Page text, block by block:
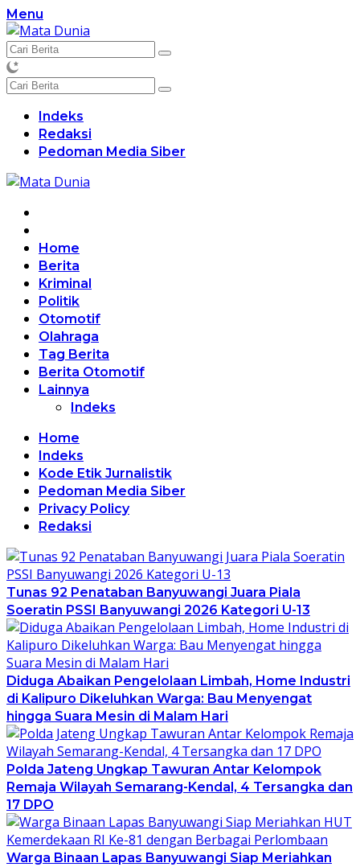
Langsung
ke
konten
Menu
Indeks
Redaksi
Pedoman Media Siber
Home
Berita
Kriminal
Politik
Otomotif
Olahraga
Tag Berita
Berita Otomotif
Lainnya
Indeks
Home
Indeks
Kode Etik Jurnalistik
Pedoman Media Siber
Privacy Policy
Redaksi
Tunas 92 Penataban Banyuwangi Juara Piala
Soeratin PSSI Banyuwangi 2026 Kategori U-13
Diduga Abaikan Pengelolaan Limbah, Home Industri
di Kalipuro Dikeluhkan Warga: Bau Menyengat
hingga Suara Mesin di Malam Hari
Polda Jateng Ungkap Tawuran Antar Kelompok
Remaja Wilayah Semarang-Kendal, 4 Tersangka dan
17 DPO
Warga Binaan Lapas Banyuwangi Siap Meriahkan